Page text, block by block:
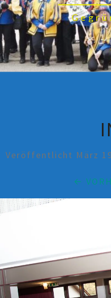
Veröffentlicht März
←